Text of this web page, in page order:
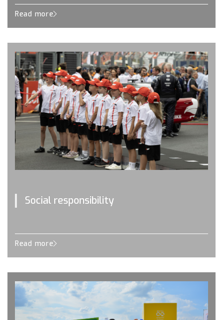
Read more
Social responsibility
Read more